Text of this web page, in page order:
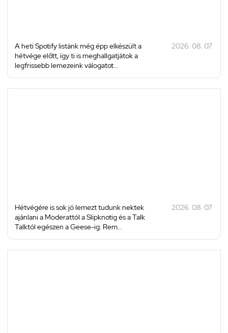
A heti Spotify listánk még épp elkészült a
hétvége előtt, így ti is meghallgatjátok a
legfrissebb lemezeink válogatot...
2026. 08. 07.
Hétvégére is sok jó lemezt tudunk nektek
ajánlani a Moderattól a Slipknotig és a Talk
Talktól egészen a Geese-ig. Rem...
2026. 08. 07.